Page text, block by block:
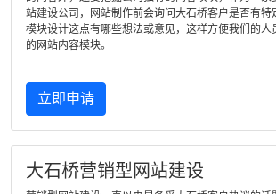
站建设公司，网站制作前会询问大石桥客户是否有特
模块设计这点有哪些想法或意见，这样方便我们的人
的网站内容模块。
立即申请
大石桥营销型网站建设